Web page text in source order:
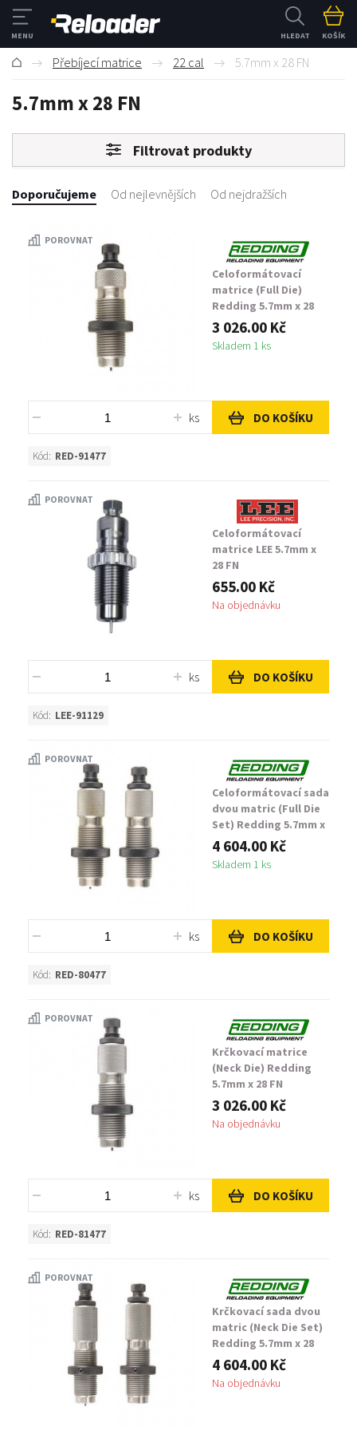
HLEDAT KOŠÍK
Přebíjecí matrice 22 cal 5.7mm x 28 FN
5.7mm x 28 FN
Filtrovat produkty
Doporučujeme Od nejlevnějších Od nejdražších
POROVNAT
Celoformátovací
matrice (Full Die)
Redding 5.7mm x 28
FN
3 026.00 Kč
Skladem 1 ks
ks DO KOŠÍKU
Kód: RED-91477
POROVNAT
Celoformátovací
matrice LEE 5.7mm x
28 FN
655.00 Kč
Na objednávku
ks DO KOŠÍKU
Kód: LEE-91129
POROVNAT
Celoformátovací sada
dvou matric (Full Die
Set) Redding 5.7mm x
28 FN
4 604.00 Kč
Skladem 1 ks
ks DO KOŠÍKU
Kód: RED-80477
POROVNAT
Krčkovací matrice
(Neck Die) Redding
5.7mm x 28 FN
3 026.00 Kč
Na objednávku
ks DO KOŠÍKU
Kód: RED-81477
POROVNAT
Krčkovací sada dvou
matric (Neck Die Set)
Redding 5.7mm x 28
FN
4 604.00 Kč
Na objednávku